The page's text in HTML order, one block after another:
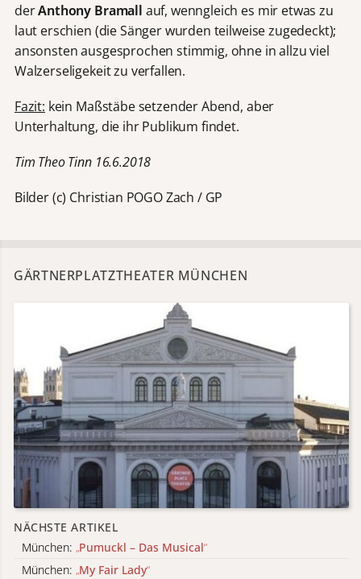
derAnthony Bramall auf, wenngleich es mir etwas zu
laut erschien (die Sänger wurden teilweise zugedeckt);
ansonsten ausgesprochen stimmig, ohne in allzu viel
Walzerseligekeit zu verfallen.
Fazit: kein Maßstäbe setzender Abend, aber
Unterhaltung, die ihr Publikum findet.
Tim Theo Tinn 16.6.2018
Bilder (c) Christian POGO Zach / GP
GÄRTNERPLATZTHEATER MÜNCHEN
NÄCHSTE ARTIKEL
München: „Pumuckl – Das Musical“
München: „My Fair Lady“